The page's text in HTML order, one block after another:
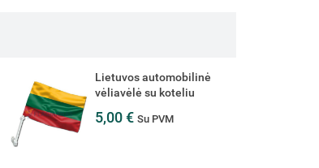
Europos Sąjungos vėliava